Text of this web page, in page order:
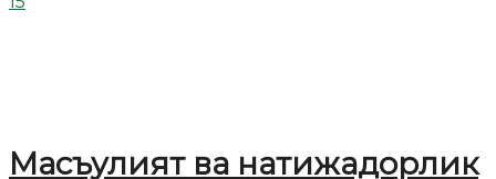
Масъулият ва натижадорлик